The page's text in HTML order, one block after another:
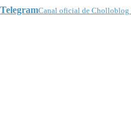
TelegramCanal oficial de Cholloblog